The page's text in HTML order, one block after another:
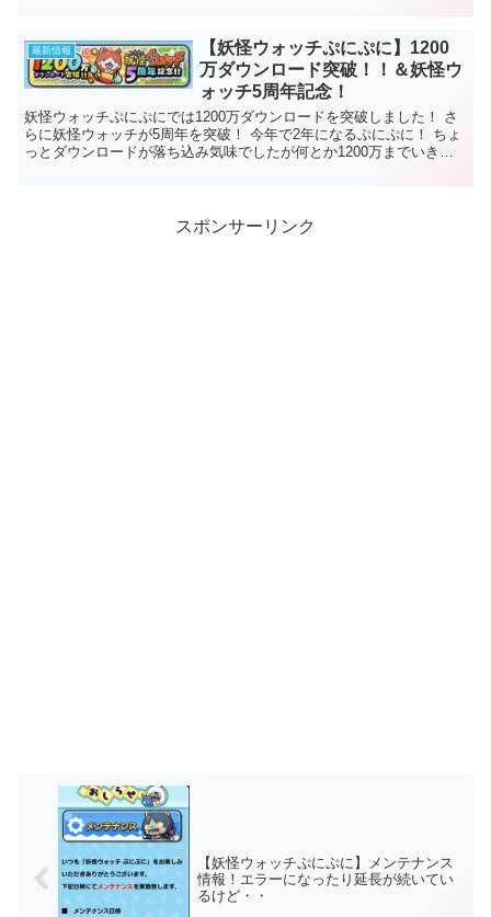
最新情報
【妖怪ウォッチぷにぷに】1200
万ダウンロード突破！！＆妖怪ウ
ォッチ5周年記念！
妖怪ウォッチぷにぷにでは1200万ダウンロードを突破しました！ さ
らに妖怪ウォッチが5周年を突破！ 今年で2年になるぷにぷに！ ちょ
っとダウンロードが落ち込み気味でしたが何とか1200万までいきま
スポンサーリンク
【妖怪ウォッチぷにぷに】メンテナンス
情報！エラーになったり延長が続いてい
るけど・・